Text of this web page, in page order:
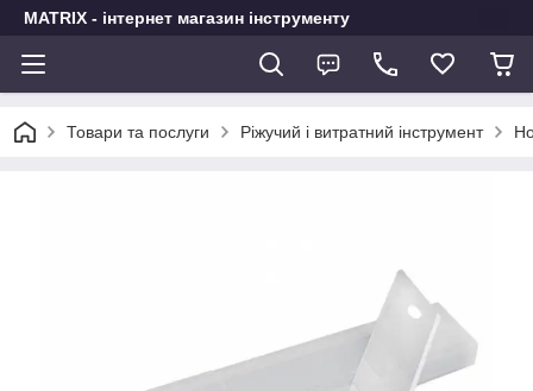
MATRIX - інтернет магазин інструменту
Товари та послуги Ріжучий і витратний інструмент